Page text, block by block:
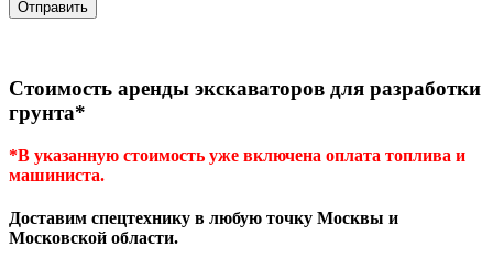
Стоимость аренды экскаваторов для разработки
грунта*
*В указанную стоимость уже включена оплата топлива и
машиниста.
Доставим спецтехнику в любую точку Москвы и
Московской области.